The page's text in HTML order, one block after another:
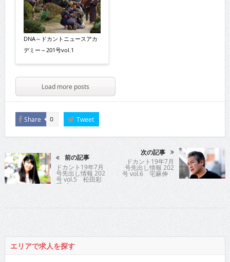
DNA～ドカントニュースアカ
デミー～201号vol.1
Load more posts
Share 0 Tweet
前の記事
ドカント19年7月
号先出し情報 202
号 vol.5 松田彩
花プロ
次の記事
ドカント19年7月
号先出し情報 202
号 vol.6 宅麻伸
エリアで求人を探す